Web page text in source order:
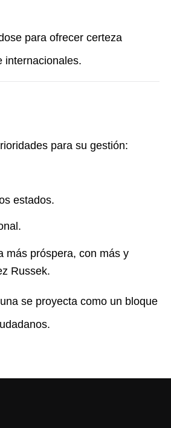
para ofrecer certeza
internacionales.
para su gestión:
estados.
más próspera, con más y
Russek.
se proyecta como un bloque